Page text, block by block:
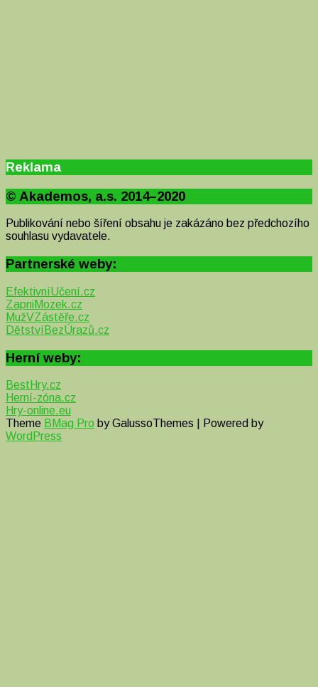
Reklama
© Akademos, a.s. 2014–2020
Publikování nebo šíření obsahu je zakázáno bez předchozího
souhlasu vydavatele.
Partnerské weby:
EfektivníUčení.cz
ZapniMozek.cz
MužVZástěře.cz
DětstvíBezÚrazů.cz
Herní weby:
BestHry.cz
Herní-zóna.cz
Hry-online.eu
Theme BMag Pro by GalussoThemes | Powered by
WordPress